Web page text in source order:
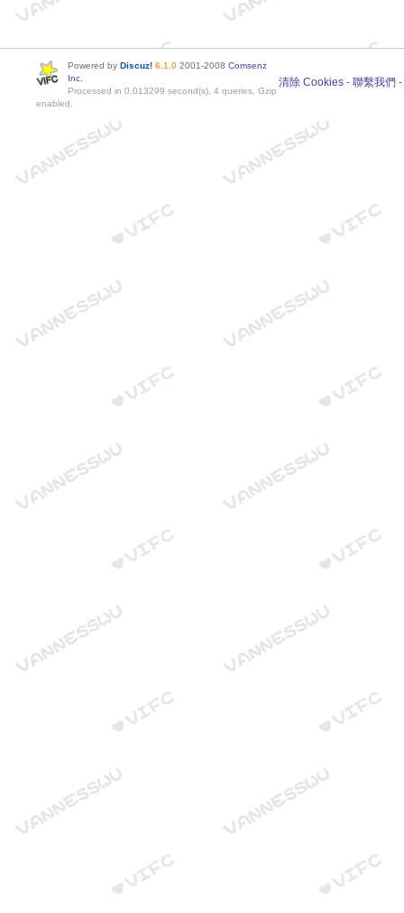
清除 Cookies - 聯繫我們 -
Powered by Discuz! 6.1.0 2001-2008 Comsenz
Inc.
Processed in 0.013299 second(s), 4 queries, Gzip
enabled.